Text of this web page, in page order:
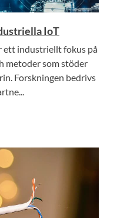
IoT
ett industriellt fokus på
metoder som stöder
Forskningen bedrivs